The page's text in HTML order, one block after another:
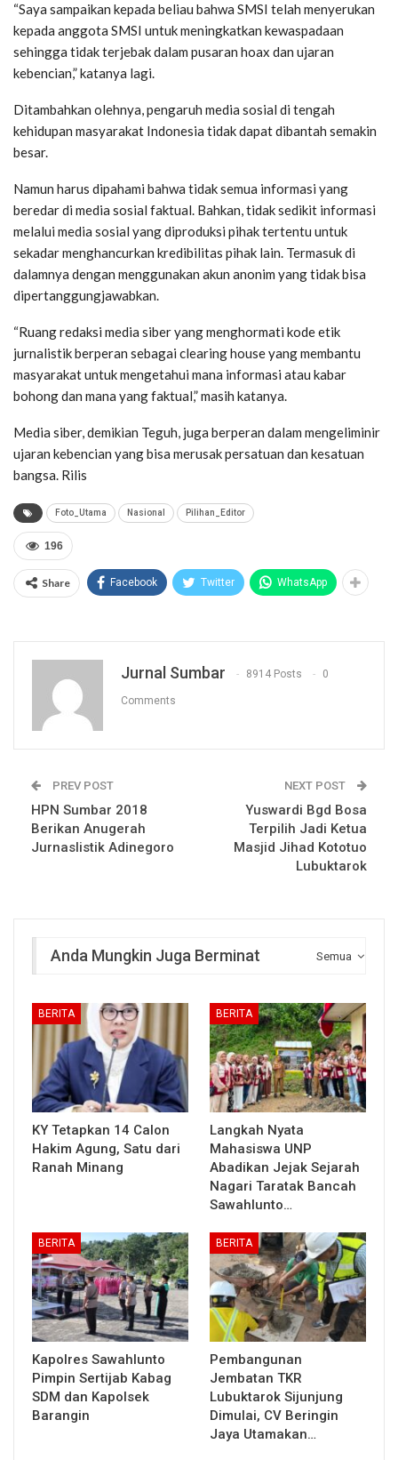
“Saya sampaikan kepada beliau bahwa SMSI telah menyerukan
kepada anggota SMSI untuk meningkatkan kewaspadaan
sehingga tidak terjebak dalam pusaran hoax dan ujaran
kebencian,” katanya lagi.
Ditambahkan olehnya, pengaruh media sosial di tengah
kehidupan masyarakat Indonesia tidak dapat dibantah semakin
besar.
Namun harus dipahami bahwa tidak semua informasi yang
beredar di media sosial faktual. Bahkan, tidak sedikit informasi
melalui media sosial yang diproduksi pihak tertentu untuk
sekadar menghancurkan kredibilitas pihak lain. Termasuk di
dalamnya dengan menggunakan akun anonim yang tidak bisa
dipertanggungjawabkan.
“Ruang redaksi media siber yang menghormati kode etik
jurnalistik berperan sebagai clearing house yang membantu
masyarakat untuk mengetahui mana informasi atau kabar
bohong dan mana yang faktual,” masih katanya.
Media siber, demikian Teguh, juga berperan dalam mengeliminir
ujaran kebencian yang bisa merusak persatuan dan kesatuan
bangsa. Rilis
Foto_Utama Nasional Pilihan_Editor
196
Share Facebook Twitter WhatsApp
Jurnal Sumbar 8914 Posts 0
Comments
PREV POST
HPN Sumbar 2018
Berikan Anugerah
Jurnaslistik Adinegoro
NEXT POST
Yuswardi Bgd Bosa
Terpilih Jadi Ketua
Masjid Jihad Kototuo
Lubuktarok
Semua
Anda Mungkin Juga Berminat
BERITA
KY Tetapkan 14 Calon
Hakim Agung, Satu dari
Ranah Minang
BERITA
Langkah Nyata
Mahasiswa UNP
Abadikan Jejak Sejarah
Nagari Taratak Bancah
Sawahlunto…
BERITA
Kapolres Sawahlunto
Pimpin Sertijab Kabag
SDM dan Kapolsek
Barangin
BERITA
Pembangunan
Jembatan TKR
Lubuktarok Sijunjung
Dimulai, CV Beringin
Jaya Utamakan…